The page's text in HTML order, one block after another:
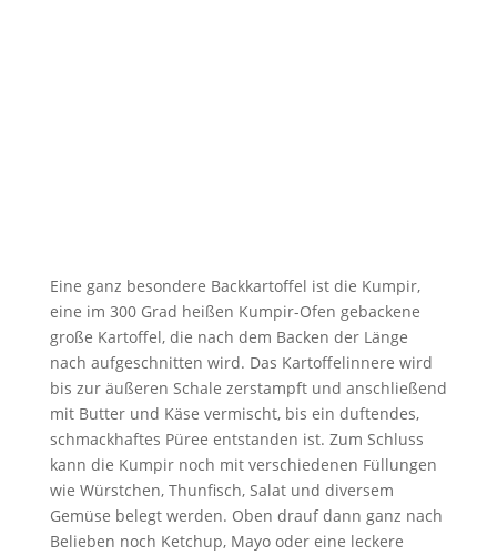
Eine ganz besondere Backkartoffel ist die Kumpir,
eine im 300 Grad heißen Kumpir-Ofen gebackene
große Kartoffel, die nach dem Backen der Länge
nach aufgeschnitten wird. Das Kartoffelinnere wird
bis zur äußeren Schale zerstampft und anschließend
mit Butter und Käse vermischt, bis ein duftendes,
schmackhaftes Püree entstanden ist. Zum Schluss
kann die Kumpir noch mit verschiedenen Füllungen
wie Würstchen, Thunfisch, Salat und diversem
Gemüse belegt werden. Oben drauf dann ganz nach
Belieben noch Ketchup, Mayo oder eine leckere